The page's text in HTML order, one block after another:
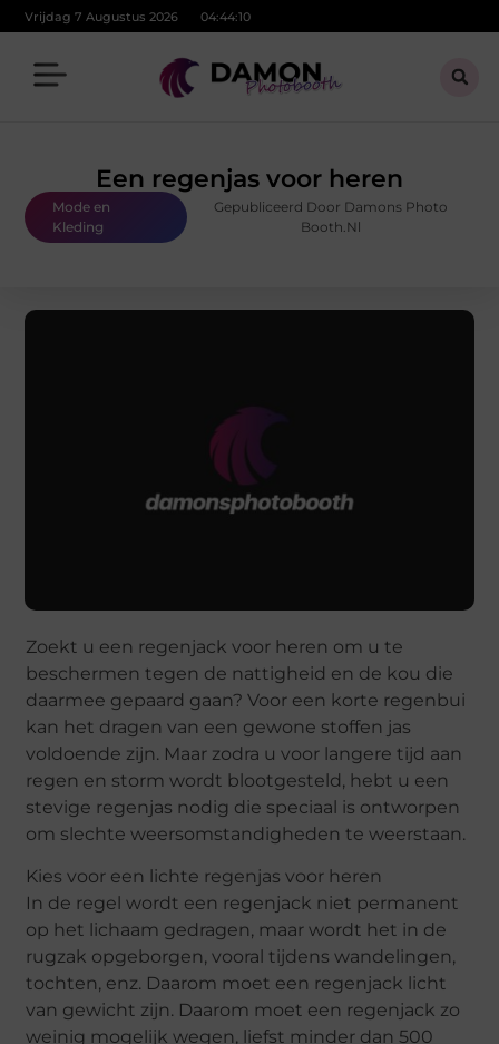
Vrijdag 7 Augustus 2026 04:44:11
Een regenjas voor heren
Mode en
Kleding
Gepubliceerd Door Damons Photo
Booth.nl
Zoekt u een regenjack voor heren om u te
beschermen tegen de nattigheid en de kou die
daarmee gepaard gaan? Voor een korte regenbui
kan het dragen van een gewone stoffen jas
voldoende zijn. Maar zodra u voor langere tijd aan
regen en storm wordt blootgesteld, hebt u een
stevige regenjas nodig die speciaal is ontworpen
om slechte weersomstandigheden te weerstaan.
Kies voor een lichte regenjas voor heren
In de regel wordt een regenjack niet permanent
op het lichaam gedragen, maar wordt het in de
rugzak opgeborgen, vooral tijdens wandelingen,
tochten, enz. Daarom moet een regenjack licht
van gewicht zijn. Daarom moet een regenjack zo
weinig mogelijk wegen, liefst minder dan 500